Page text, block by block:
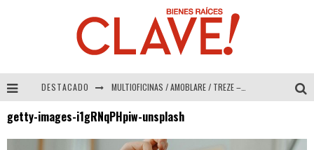
DESTACADO MULTIOFICINAS / AMOBLARE / TREZE – Especial Interiorismo & Decoración 2026
COLINEAL – Especial Interiorismo & Decoración 2026
getty-images-i1gRNqPHpiw-unsplash